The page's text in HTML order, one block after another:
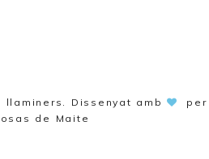
llaminers . Dissenyat amb
per
de Maite